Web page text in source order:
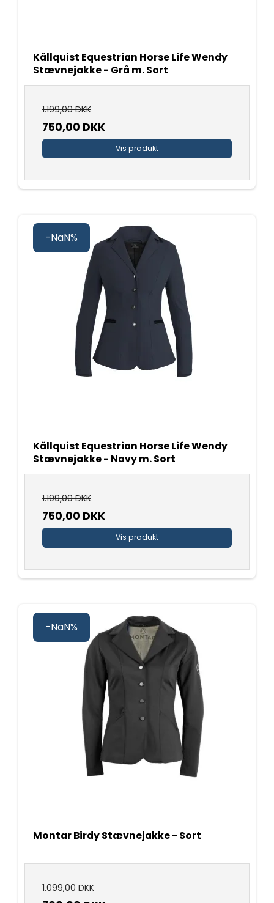
Källquist Equestrian Horse Life Wendy
Stævnejakke - Grå m. Sort
1.199,00 DKK
750,00 DKK
Vis produkt
-NaN%
Källquist Equestrian Horse Life Wendy
Stævnejakke - Navy m. Sort
1.199,00 DKK
750,00 DKK
Vis produkt
-NaN%
Montar Birdy Stævnejakke - Sort
1.099,00 DKK